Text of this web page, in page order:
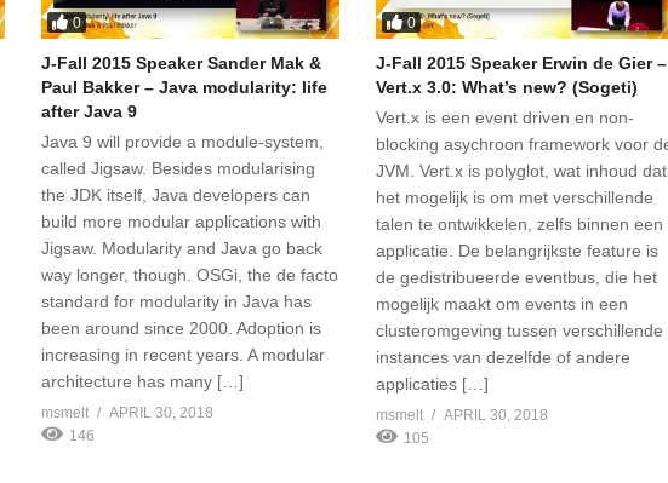
0
J-Fall 2015 Speaker Sander Mak &
Paul Bakker – Java modularity: life
after Java 9
Java 9 will provide a module-system,
called Jigsaw. Besides modularising
the JDK itself, Java developers can
build more modular applications with
Jigsaw. Modularity and Java go back
way longer, though. OSGi, the de facto
standard for modularity in Java has
been around since 2000. Adoption is
increasing in recent years. A modular
architecture has many […]
msmelt
APRIL 30, 2018
146
0
J-Fall 2015 Speaker Erwin de Gier –
Vert.x 3.0: What’s new? (Sogeti)
Vert.x is een event driven en non-
blocking asychroon framework voor
JVM. Vert.x is polyglot, wat inhoud dat
het mogelijk is om met verschillende
talen te ontwikkelen, zelfs binnen een
applicatie. De belangrijkste feature is
de gedistribueerde eventbus, die het
mogelijk maakt om events in een
clusteromgeving tussen verschillende
instances van dezelfde of andere
applicaties […]
msmelt
APRIL 30, 2018
105